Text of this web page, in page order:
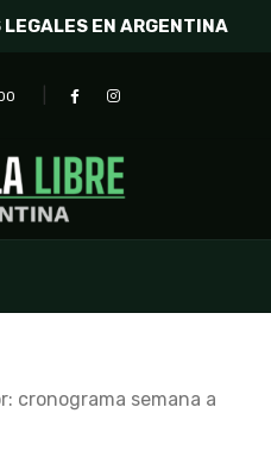
EN ARGENTINA
cronograma semana a